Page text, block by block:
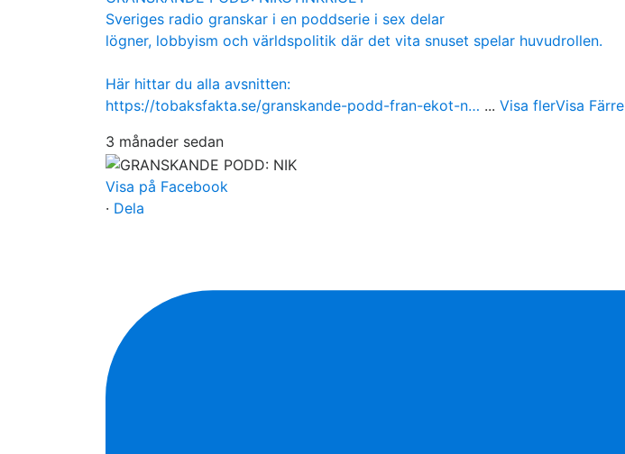
Sveriges radio granskar i en poddserie i sex delar
lögner, lobbyism och världspolitik där det vita snuset spelar huvudrollen.
Här hittar du alla avsnitten:
https://tobaksfakta.se/granskande-podd-fran-ekot-n… ... Visa flerVisa Färre
3 månader sedan
Visa på Facebook
· Dela